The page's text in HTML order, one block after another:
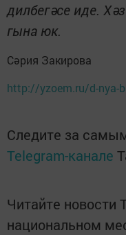
дилбегәсе иде.
гына юк.
Сәрия Закирова
http://yzoem.ru/d-nya-
Следите за
Telegram-канале
Читайте новости
национальном